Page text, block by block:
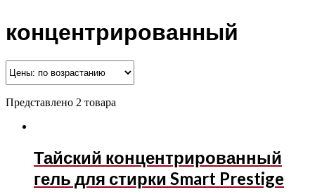
концентрированный
Представлено 2 товара
Тайский концентрированный
гель для стирки Smart Prestige